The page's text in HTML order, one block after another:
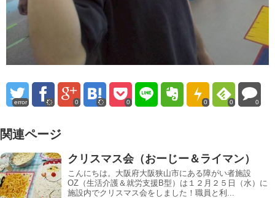
error 0 0 0 0 0
関連ページ
クリスマス会（おーじー＆ライマン）
こんにちは。大阪府大阪狭山市にある障がい者施設
OZ（生活介護＆就労支援B型）は１２月２５日（水）に
施設内でクリスマス会をしました！職員と利...